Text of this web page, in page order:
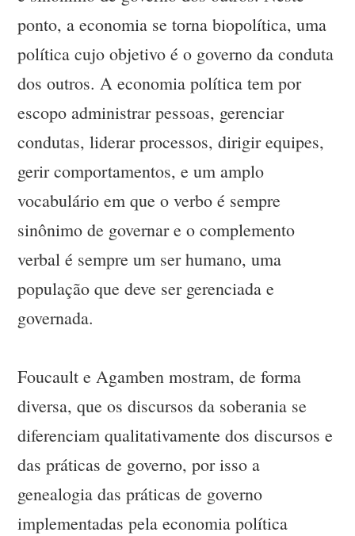
ponto, a economia se torna biopolítica, uma
política cujo objetivo é o governo da conduta
dos outros. A economia política tem por
escopo administrar pessoas, gerenciar
condutas, liderar processos, dirigir equipes,
gerir comportamentos, e um amplo
vocabulário em que o verbo é sempre
sinônimo de governar e o complemento
verbal é sempre um ser humano, uma
população que deve ser gerenciada e
governada.
Foucault e Agamben mostram, de forma
diversa, que os discursos da soberania se
diferenciam qualitativamente dos discursos e
das práticas de governo, por isso a
genealogia das práticas de governo
implementadas pela economia política